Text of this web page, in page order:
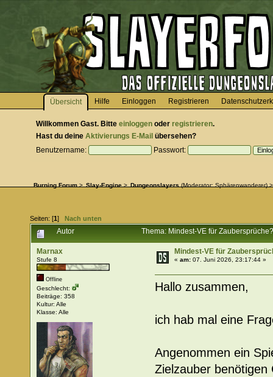
Übersicht Hilfe Einloggen Registrieren
Willkommen Gast. Bitte einloggen oder registrieren.
Hast du deine Aktivierungs E-Mail übersehen?
Benutzername:
Passwort:
Burning Forum> Slay-Engine> Dungeonslayers(Moderator:Sphärenwanderer) >
Seiten: [1]
Nach unten
Autor
Thema: Mindest-VE für
Marnax
Stufe 8
Offline
Geschlecht:
Beiträge: 358
Kultur: Alle
Klasse: Alle
Mindest-VE für
«am: 07. Juni 2026, 23:17:44 »
Hallo zusammen,
ich hab mal eine
Angenommen ein
Zielzauber